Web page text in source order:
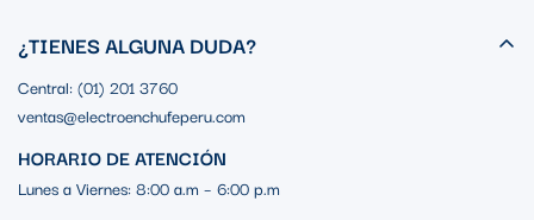
¿TIENES ALGUNA DUDA?
Central: (01) 201 3760
ventas@electroenchufeperu.com
HORARIO DE ATENCIÓN
Lunes a Viernes: 8:00 a.m – 6:00 p.m